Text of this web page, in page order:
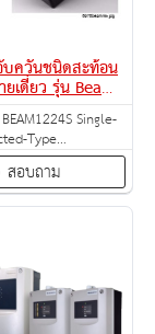
บควันชนิดสะท้อน
เดี่ยว รุ่น Beam
Single-
Type
Smoke
สอบถาม